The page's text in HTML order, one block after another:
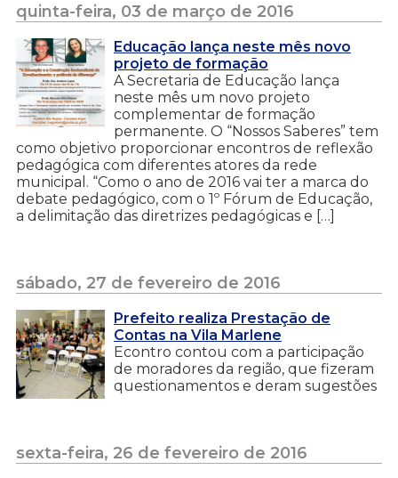
quinta-feira, 03 de março de 2016
Educação lança neste mês novo
projeto de formação
A Secretaria de Educação lança
neste mês um novo projeto
complementar de formação
permanente. O “Nossos Saberes” tem
como objetivo proporcionar encontros de reflexão
pedagógica com diferentes atores da rede
municipal. “Como o ano de 2016 vai ter a marca do
debate pedagógico, com o 1º Fórum de Educação,
a delimitação das diretrizes pedagógicas e […]
sábado, 27 de fevereiro de 2016
Prefeito realiza Prestação de
Contas na Vila Marlene
Econtro contou com a participação
de moradores da região, que fizeram
questionamentos e deram sugestões
sexta-feira, 26 de fevereiro de 2016